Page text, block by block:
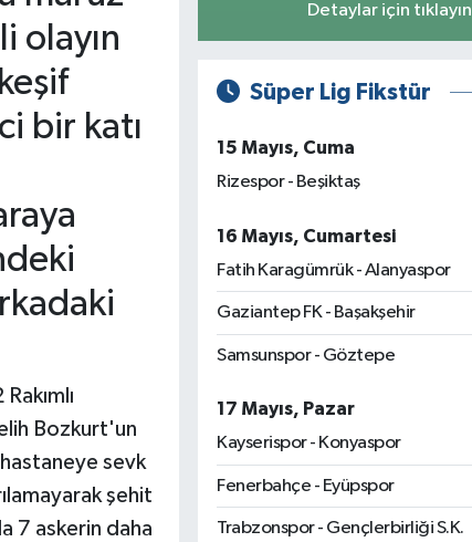
olayın
bir katı
Bozkurt'un
hastaneye sevk
şehit
7 askerin daha
Detaylar için tıklayın
Süper Lig Fikstür
15 Mayıs, Cuma
Rizespor - Beşiktaş
16 Mayıs, Cumartesi
Fatih Karagümrük - Alanyaspor
Gaziantep FK - Başakşehir
Samsunspor - Göztepe
17 Mayıs, Pazar
Kayserispor - Konyaspor
Fenerbahçe - Eyüpspor
Trabzonspor - Gençlerbirliği S.K.